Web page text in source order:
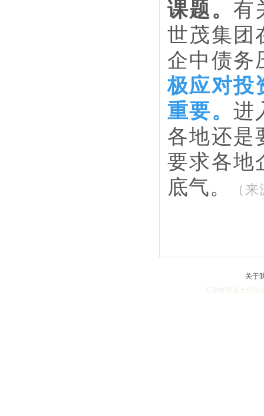
课题。 有
世茂集团
企中债务
极应对投
重要。 进
各地还是
要求各地
底气。
（来
关于
天津市混凝土行